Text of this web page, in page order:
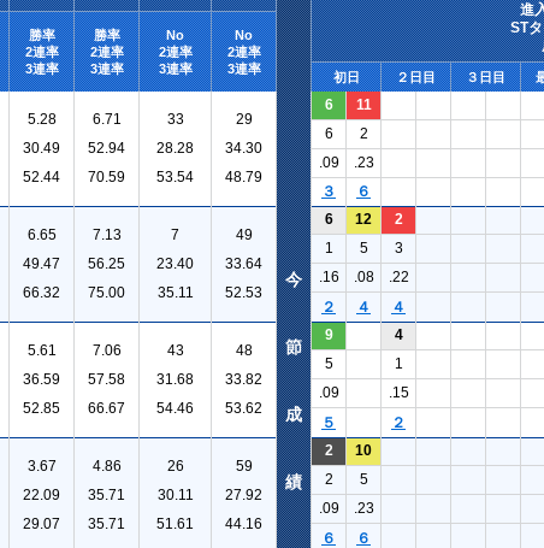
進
ST
勝率
2連率
3連率
勝率
2連率
3連率
No
2連率
3連率
No
2連率
3連率
初日 ２日目 ３日目
5.28
30.49
52.44
6.71
52.94
70.59
33
28.28
53.54
29
34.30
48.79
6 11
6
2
.09
.23
３
６
6.65
49.47
66.32
7.13
56.25
75.00
7
23.40
35.11
49
33.64
52.53
6 12 2
1 5
3
.16
.08
.22
２
４ ４
5.61
36.59
52.85
7.06
57.58
66.67
43
31.68
54.46
48
33.82
53.62
9 4
5
1
.09
.15
５
２
3.67
22.09
29.07
4.86
35.71
35.71
26
30.11
51.61
59
27.92
44.16
2
10
2
5
.09
.23
６
６
今
節
成
績